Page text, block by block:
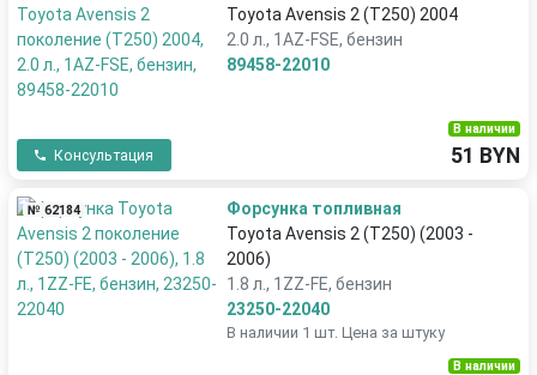
Toyota Avensis 2 (T250) 2004
2.0 л., 1AZ-FSE, бензин
89458-22010
Консультация
В наличии
51 BYN
№ 62184
Форсунка топливная
Toyota Avensis 2 (T250) (2003 -
2006)
1.8 л., 1ZZ-FE, бензин
23250-22040
В наличии 1 шт. Цена за штуку
В наличии